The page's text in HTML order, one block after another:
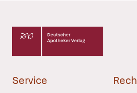
Deutscher Apotheker Verlag Logo
Service